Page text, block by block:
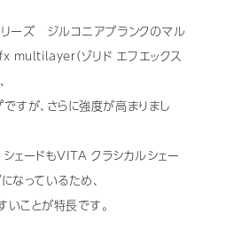
ーズ ジルコニアブランクのマル
（ゾリド エフエックス
すが、さらに強度が高まりまし
ェードもVITA クラシカルシェー
なっているため、
ことが特長です。